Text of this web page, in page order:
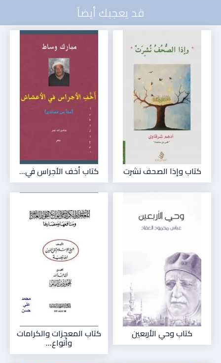
قد يعجبك أيضاً
كتاب وإذا الصحف نشرت كتاب أخف الأجراس في...
كتاب ‫وحي الأربعين كتاب المعجزات والكرامات
وأنواع...